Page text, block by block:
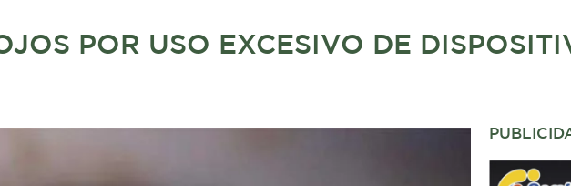
POR USO EXCESIVO DE